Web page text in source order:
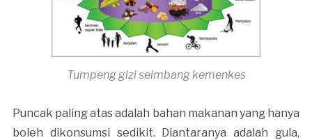
Tumpeng gizi seimbang kemenkes
Puncak paling atas adalah bahan makanan yang hanya
boleh dikonsumsi sedikit. Diantaranya adalah gula,